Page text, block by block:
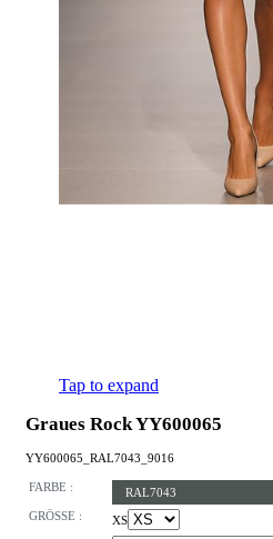
Tap to expand
Graues Rock YY600065
YY600065_RAL7043_9016
FARBE : RAL7043
GRÖSSE : XS